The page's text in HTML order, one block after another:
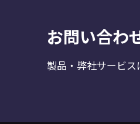
お問い合わ
製品・弊社サービ